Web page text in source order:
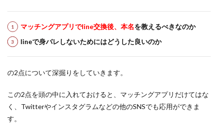
マッチングアプリでline交換後、本名を教えるべきなのか
lineで身バレしないためにはどうした良いのか
の2点について深掘りをしていきます。
この2点を頭の中に入れておけると、マッチングアプリだけてはな
く、Twitterやインスタグラムなどの他のSNSでも応用ができま
す。